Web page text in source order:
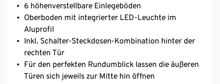
6 höhenverstellbare Einlegeböden
Oberboden mit integrierter LED-Leuchte im
Aluprofil
Inkl. Schalter-Steckdosen-Kombination hinter der
rechten Tür
Für den perfekten Rundumblick lassen die äußeren
Türen sich jeweils zur Mitte hin öffnen